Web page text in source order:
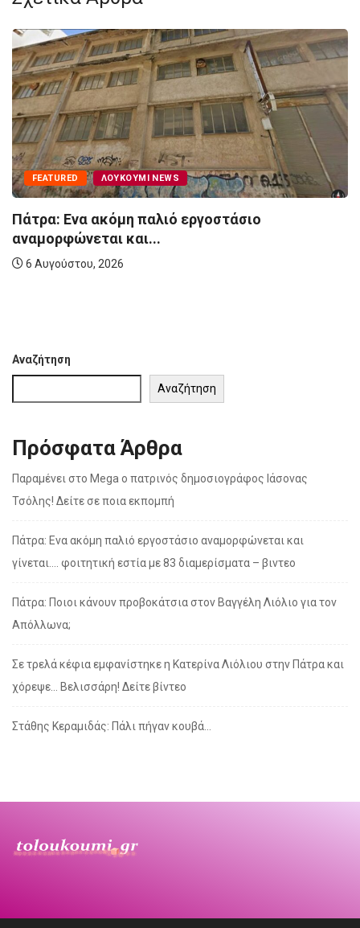
FEATURED ΛΟΥΚΟΎΜΙ NEWS
Πάτρα: Ενα ακόμη παλιό εργοστάσιο
αναμορφώνεται και...
6 Αυγούστου, 2026
Αναζήτηση
Αναζήτηση
Πρόσφατα Άρθρα
Παραμένει στο Mega ο πατρινός δημοσιογράφος Ιάσονας
Τσόλης! Δείτε σε ποια εκπομπή
Πάτρα: Ενα ακόμη παλιό εργοστάσιο αναμορφώνεται και
γίνεται…. φοιτητική εστία με 83 διαμερίσματα – βιντεο
Πάτρα: Ποιοι κάνουν προβοκάτσια στον Βαγγέλη Λιόλιο για τον
Απόλλωνα;
Σε τρελά κέφια εμφανίστηκε η Κατερίνα Λιόλιου στην Πάτρα και
χόρεψε… Βελισσάρη! Δείτε βίντεο
Στάθης Κεραμιδάς: Πάλι πήγαν κουβά…